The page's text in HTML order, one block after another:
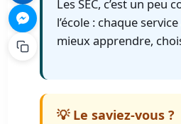
Les SEC, c’est un
l’école : chaque
mieux apprendre,
💡 Le saviez-vous ?